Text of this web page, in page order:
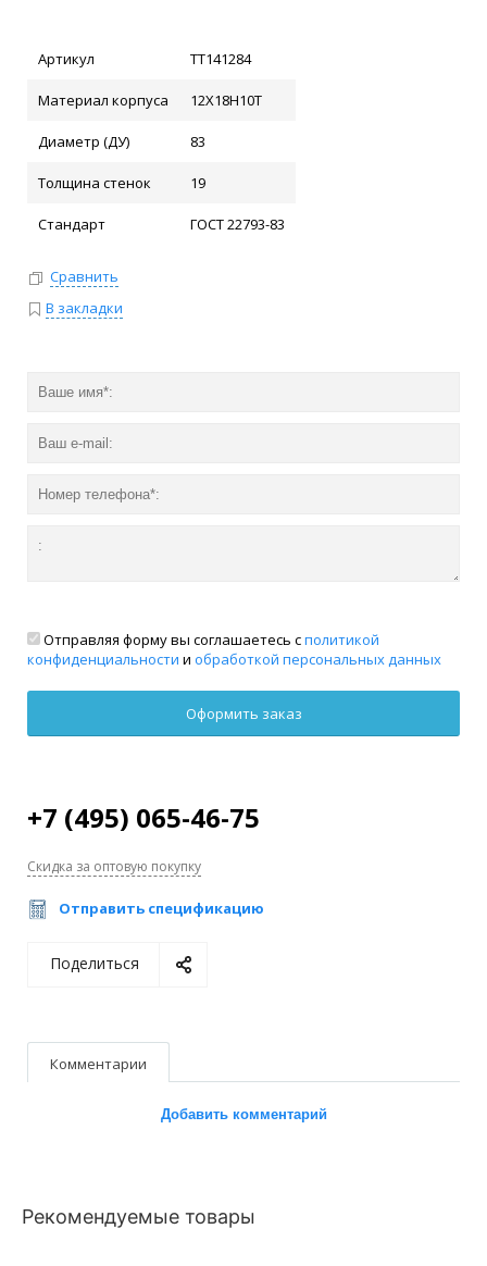
Артикул ТТ141284
Материал корпуса 12Х18Н10Т
Диаметр (ДУ) 83
Толщина стенок 19
Стандарт ГОСТ 22793-83
Сравнить
В закладки
Отправляя форму вы соглашаетесь сполитикой
конфиденциальности и обработкой персональных данных
+7 (495) 065-46-75
Скидка за оптовую покупку
Отправить спецификацию
Поделиться
Комментарии
Добавить комментарий
Рекомендуемые товары